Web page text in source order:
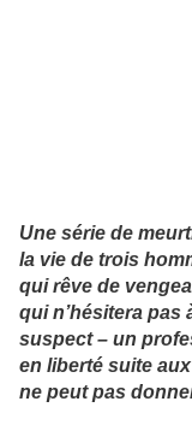
Une série de
la vie de trois
qui rêve de
qui n’hésitera pas
suspect – un
en liberté suite
ne peut pas